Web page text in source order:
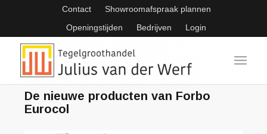
Contact
Showroomafspraak plannen
Openingstijden
Bedrijven Login
De nieuwe producten van Forbo
Eurocol